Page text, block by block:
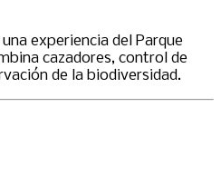
experiencia del Parque
cazadores, control de
de la biodiversidad.